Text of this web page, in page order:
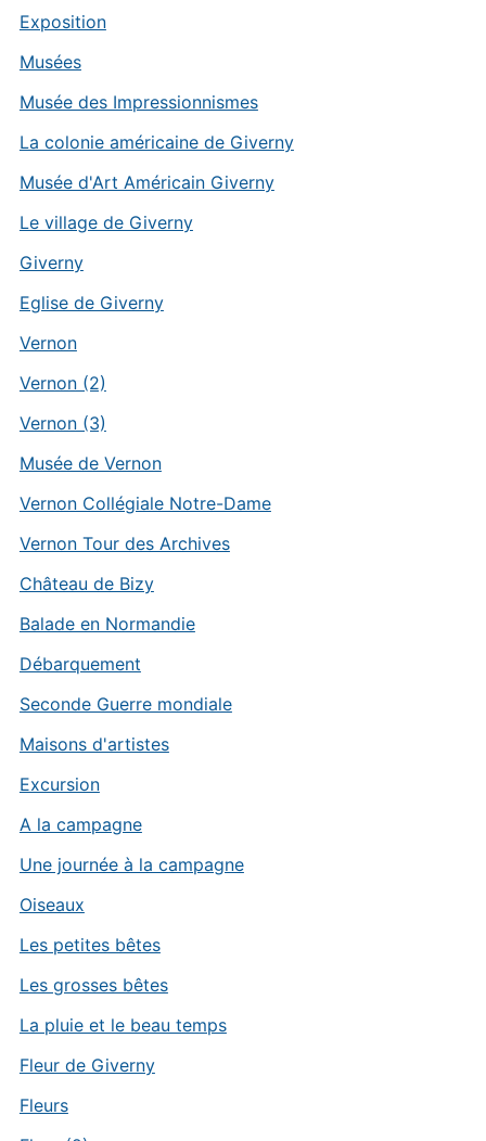
Exposition
Musées
Musée des Impressionnismes
La colonie américaine de Giverny
Musée d'Art Américain Giverny
Le village de Giverny
Giverny
Eglise de Giverny
Vernon
Vernon (2)
Vernon (3)
Musée de Vernon
Vernon Collégiale Notre-Dame
Vernon Tour des Archives
Château de Bizy
Balade en Normandie
Débarquement
Seconde Guerre mondiale
Maisons d'artistes
Excursion
A la campagne
Une journée à la campagne
Oiseaux
Les petites bêtes
Les grosses bêtes
La pluie et le beau temps
Fleur de Giverny
Fleurs